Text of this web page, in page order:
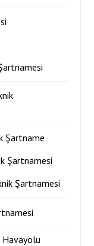
Şartname
Şartnamesi
Şartnamesi
Havayolu